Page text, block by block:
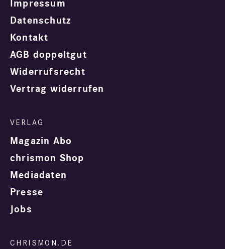
Impressum
Datenschutz
Kontakt
AGB doppeltgut
Widerrufsrecht
Vertrag widerrufen
Magazin Abo
chrismon Shop
Mediadaten
Presse
Jobs